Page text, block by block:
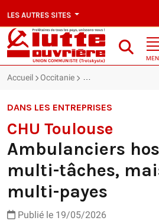
LES AUTRES SITES
Accueil Occitanie CHU Toulouse :
DANS LES ENTREPRISES
CHU Toulouse
Ambulanciers
multi-tâches,
multi-payes
Publié le 19/05/2026